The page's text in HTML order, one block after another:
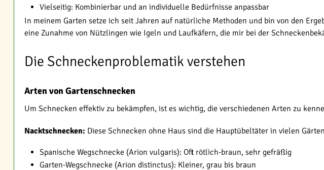
Vielseitig: Kombinierbar und an individuelle Bedürfnisse anpassbar
In meinem Garten setze ich seit Jahren auf natürliche Methoden und bin von den
eine Zunahme von Nützlingen wie Igeln und Laufkäfern, die mir bei der
Die Schneckenproblematik verstehen
Arten von Gartenschnecken
Um Schnecken effektiv zu bekämpfen, ist es wichtig, die verschiedenen Arten zu
Nacktschnecken: Diese Schnecken ohne Haus sind die Hauptübeltäter in vielen
Spanische Wegschnecke (Arion vulgaris): Oft rötlich-braun, sehr gefräßig
Garten-Wegschnecke (Arion distinctus): Kleiner, grau bis braun